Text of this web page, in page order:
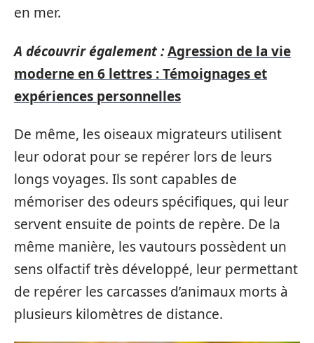
en mer.
A découvrir également :Agression de la vie
moderne en 6 lettres : Témoignages et
expériences personnelles
De même, les oiseaux migrateurs utilisent
leur odorat pour se repérer lors de leurs
longs voyages. Ils sont capables de
mémoriser des odeurs spécifiques, qui leur
servent ensuite de points de repère. De la
même manière, les vautours possèdent un
sens olfactif très développé, leur permettant
de repérer les carcasses d’animaux morts à
plusieurs kilomètres de distance.